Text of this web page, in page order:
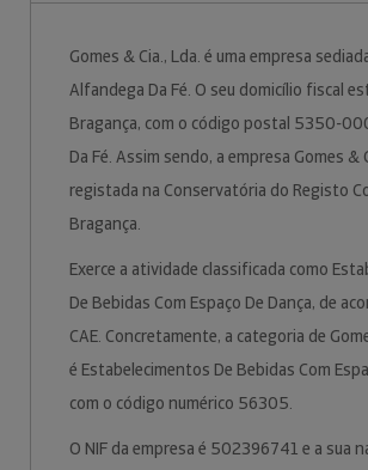
Gomes & Cia., Lda. é uma empresa
Alfandega Da Fé. O seu domicílio fiscal
Bragança, com o código postal 5350-
Da Fé. Assim sendo, a empresa Gomes &
registada na Conservatória do Registo
Bragança.
Exerce a atividade classificada como
De Bebidas Com Espaço De Dança, de
CAE. Concretamente, a categoria de
é Estabelecimentos De Bebidas Com
com o código numérico 56305.
O NIF da empresa é 502396741 e a sua